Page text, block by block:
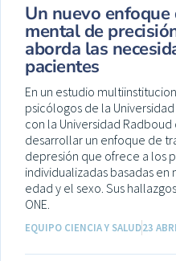
Un nuevo
mental de
aborda las
pacientes
En un estudio
psicólogos de la
con la Universidad Radboud
desarrollar un enfoque de
depresión que ofrece a los
individualizadas basadas
edad y el sexo. Sus
ONE.
EQUIPO CIENCIA Y SALUD23